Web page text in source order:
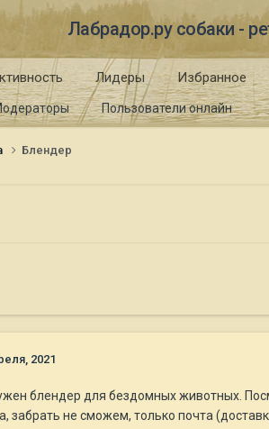
Лабрадор.ру собаки -
Пользователи онлайн
Лидеры Избранное
Блендер
2021
блендер для бездомных животных.
забрать не сможем, только почта